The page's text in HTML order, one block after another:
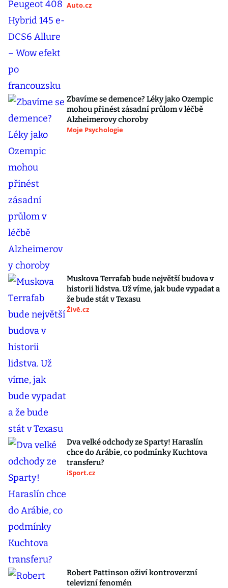
Auto.cz
Zbavíme se demence? Léky jako Ozempic
mohou přinést zásadní průlom v léčbě
Alzheimerovy choroby
Moje Psychologie
Muskova Terrafab bude největší budova v
historii lidstva. Už víme, jak bude vypadat a
že bude stát v Texasu
Živě.cz
Dva velké odchody ze Sparty! Haraslín
chce do Arábie, co podmínky Kuchtova
transferu?
iSport.cz
Robert Pattinson oživí kontroverzní
televizní fenomén